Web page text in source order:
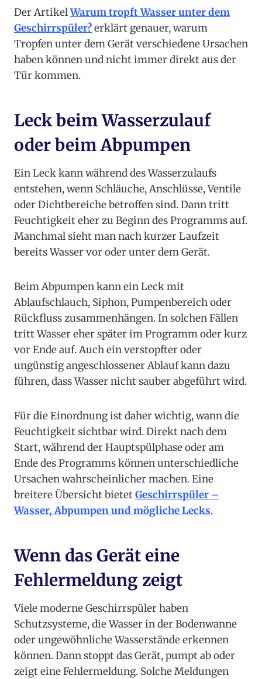
Der ArtikelWarum tropft Wasser unter dem
Geschirrspüler?erklärt genauer, warum
Tropfen unter dem Gerät verschiedene Ursachen
haben können und nicht immer direkt aus der
Tür kommen.
Leck beim Wasserzulauf
oder beim Abpumpen
Ein Leck kann während des Wasserzulaufs
entstehen, wenn Schläuche, Anschlüsse, Ventile
oder Dichtbereiche betroffen sind. Dann tritt
Feuchtigkeit eher zu Beginn des Programms auf.
Manchmal sieht man nach kurzer Laufzeit
bereits Wasser vor oder unter dem Gerät.
Beim Abpumpen kann ein Leck mit
Ablaufschlauch, Siphon, Pumpenbereich oder
Rückfluss zusammenhängen. In solchen Fällen
tritt Wasser eher später im Programm oder kurz
vor Ende auf. Auch ein verstopfter oder
ungünstig angeschlossener Ablauf kann dazu
führen, dass Wasser nicht sauber abgeführt wird.
Für die Einordnung ist daher wichtig, wann die
Feuchtigkeit sichtbar wird. Direkt nach dem
Start, während der Hauptspülphase oder am
Ende des Programms können unterschiedliche
Ursachen wahrscheinlicher machen. Eine
breitere Übersicht bietetGeschirrspüler –
Wasser, Abpumpen und mögliche Lecks.
Wenn das Gerät eine
Fehlermeldung zeigt
Viele moderne Geschirrspüler haben
Schutzsysteme, die Wasser in der Bodenwanne
oder ungewöhnliche Wasserstände erkennen
können. Dann stoppt das Gerät, pumpt ab oder
zeigt eine Fehlermeldung. Solche Meldungen